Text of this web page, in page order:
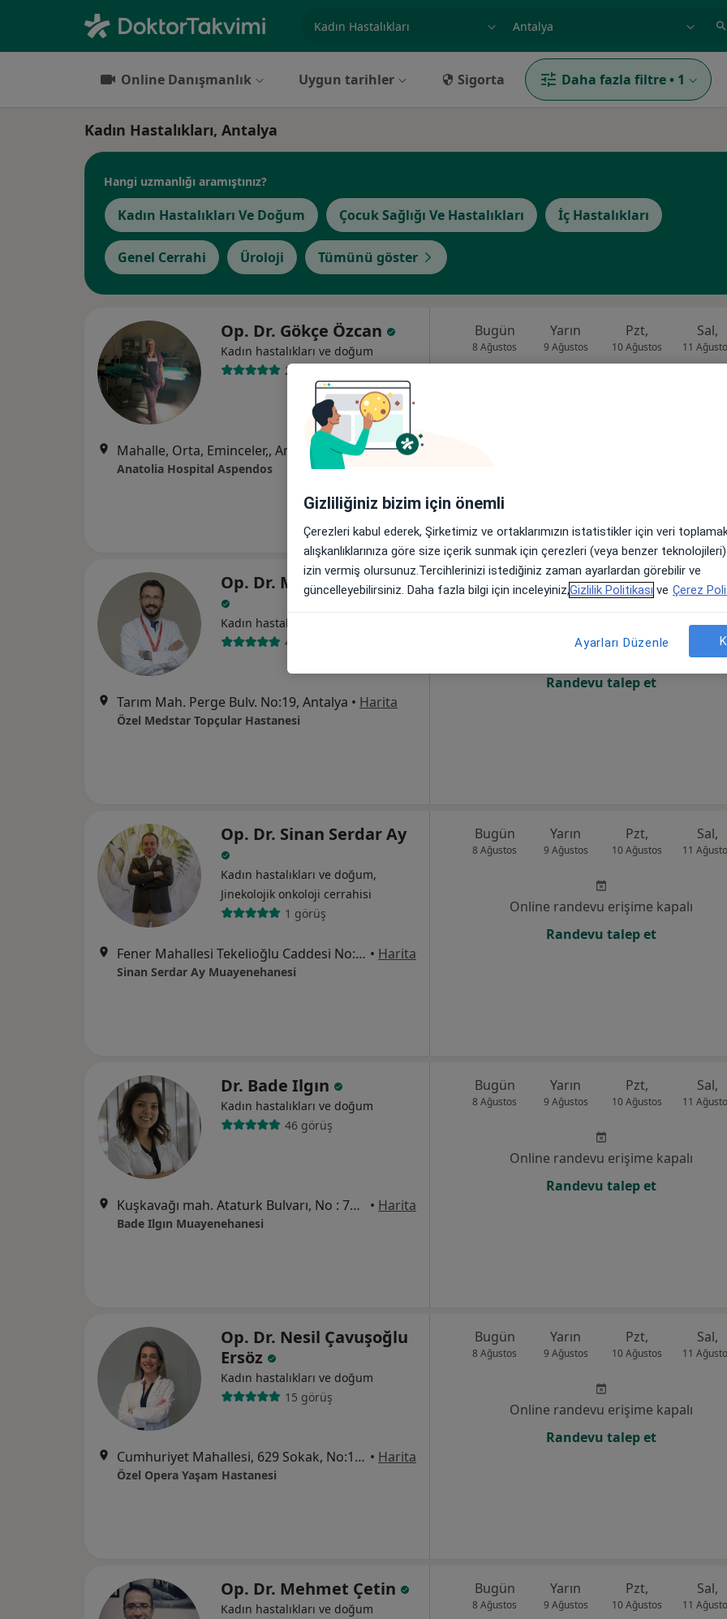
Online Danışmanlık Uygun tarihler Sigorta Daha fazla filtre • 1
Kadın Hastalıkları, Antalya
Hangi uzmanlığı aramıştınız?
Kadın Hastalıkları Ve Doğum Çocuk Sağlığı Ve Hastalıkları İç Hastalıkları
Genel Cerrahi Üroloji Tümünü göster
Op. Dr. Gökçe Özcan
Kadın hastalıkları ve doğum
24 görüş
Mahalle, Orta, Eminceler,, Antalya Harita
Anatolia Hospital Aspendos
Bugün
8 Ağustos
Yarın
9 Ağustos
Pzt,
10 Ağustos
Sal,
11
Op. Dr. Mustafa Sağlam
Kadın hastalıkları ve doğum
437 görüş
Tarım Mah. Perge Bulv. No:19, Antalya • Harita
Özel Medstar Topçular Hastanesi
Bugün
8 Ağustos
Yarın
9 Ağustos
Pzt,
10 Ağustos
Sal,
11
Online randevu erişime kapalı
Randevu talep et
Op. Dr. Sinan Serdar Ay
Kadın hastalıkları ve doğum,
Jinekolojik onkoloji cerrahisi
1 görüş
Fener Mahallesi Tekelioğlu Caddesi No:35 29.Ay Apartmanı Kat:2 Daire:4, Antalya • Harita
Sinan Serdar Ay Muayenehanesi
Bugün
8 Ağustos
Yarın
9 Ağustos
Pzt,
10 Ağustos
Sal,
11
Online randevu erişime kapalı
Randevu talep et
Dr. Bade Ilgın
Kadın hastalıkları ve doğum
46 görüş
Kuşkavağı mah. Ataturk Bulvarı, No : 79/A, Antalya • Harita
Bade Ilgın Muayenehanesi
Bugün
8 Ağustos
Yarın
9 Ağustos
Pzt,
10 Ağustos
Sal,
11
Online randevu erişime kapalı
Randevu talep et
Op. Dr. Nesil Çavuşoğlu
Ersöz
Kadın hastalıkları ve doğum
15 görüş
Cumhuriyet Mahallesi, 629 Sokak, No:16 Muratpaşa / ANTALYA, Antalya • Harita
Özel Opera Yaşam Hastanesi
Bugün
8 Ağustos
Yarın
9 Ağustos
Pzt,
10 Ağustos
Sal,
11
Online randevu erişime kapalı
Randevu talep et
Op. Dr. Mehmet Çetin
Kadın hastalıkları ve doğum
Bugün
8 Ağustos
Yarın
9 Ağustos
Pzt,
10 Ağustos
Sal,
11
Gizliliğiniz bizim için önemli
Çerezleri kabul ederek, Şirketimiz ve ortaklarımızın istatistikler için veri
alışkanlıklarınıza göre size içerik sunmak için çerezleri (veya benzer
izin vermiş olursunuz.Tercihlerinizi istediğiniz zaman ayarlardan görebilir ve
güncelleyebilirsiniz. Daha fazla bilgi için inceleyiniz,Gizlilik Politikası ve Çerez
Ayarları Düzenle